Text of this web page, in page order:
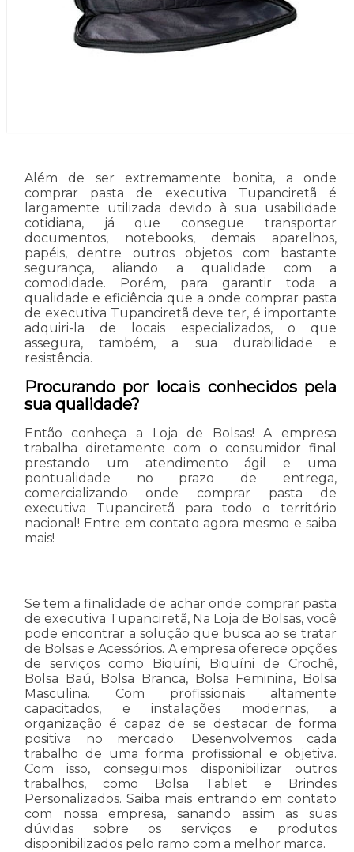
Além de ser extremamente bonita, a onde
comprar pasta de executiva Tupanciretã é
largamente utilizada devido à sua usabilidade
cotidiana, já que consegue transportar
documentos, notebooks, demais aparelhos,
papéis, dentre outros objetos com bastante
segurança, aliando a qualidade com a
comodidade. Porém, para garantir toda a
qualidade e eficiência que a onde comprar pasta
de executiva Tupanciretã deve ter, é importante
adquiri-la de locais especializados, o que
assegura, também, a sua durabilidade e
resistência.
Procurando por locais conhecidos pela
sua qualidade?
Então conheça a Loja de Bolsas! A empresa
trabalha diretamente com o consumidor final
prestando um atendimento ágil e uma
pontualidade no prazo de entrega,
comercializando onde comprar pasta de
executiva Tupanciretã para todo o território
nacional! Entre em contato agora mesmo e saiba
mais!
Se tem a finalidade de achar onde comprar pasta
de executiva Tupanciretã, Na Loja de Bolsas, você
pode encontrar a solução que busca ao se tratar
de Bolsas e Acessórios. A empresa oferece opções
de serviços como Biquíni, Biquíni de Crochê,
Bolsa Baú, Bolsa Branca, Bolsa Feminina, Bolsa
Masculina. Com profissionais altamente
capacitados, e instalações modernas, a
organização é capaz de se destacar de forma
positiva no mercado. Desenvolvemos cada
trabalho de uma forma profissional e objetiva.
Com isso, conseguimos disponibilizar outros
trabalhos, como Bolsa Tablet e Brindes
Personalizados. Saiba mais entrando em contato
com nossa empresa, sanando assim as suas
dúvidas sobre os serviços e produtos
disponibilizados pelo ramo com a melhor marca.